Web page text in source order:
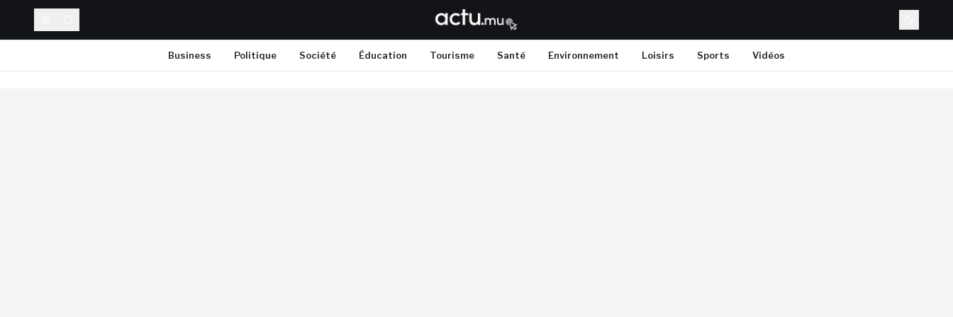
Business Politique Société Éducation Tourisme Santé Environnement Loisirs Sports Vidéos